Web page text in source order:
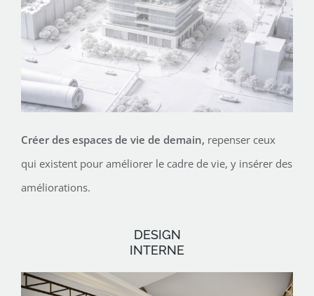
Créer des espaces de vie de demain, repenser ceux
qui existent pour améliorer le cadre de vie, y insérer des
améliorations.
DESIGN
INTERNE